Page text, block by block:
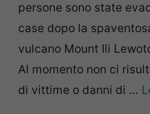
persone sono state
case dopo la
vulcano Mount Ili
Al momento non ci
di vittime o danni di …